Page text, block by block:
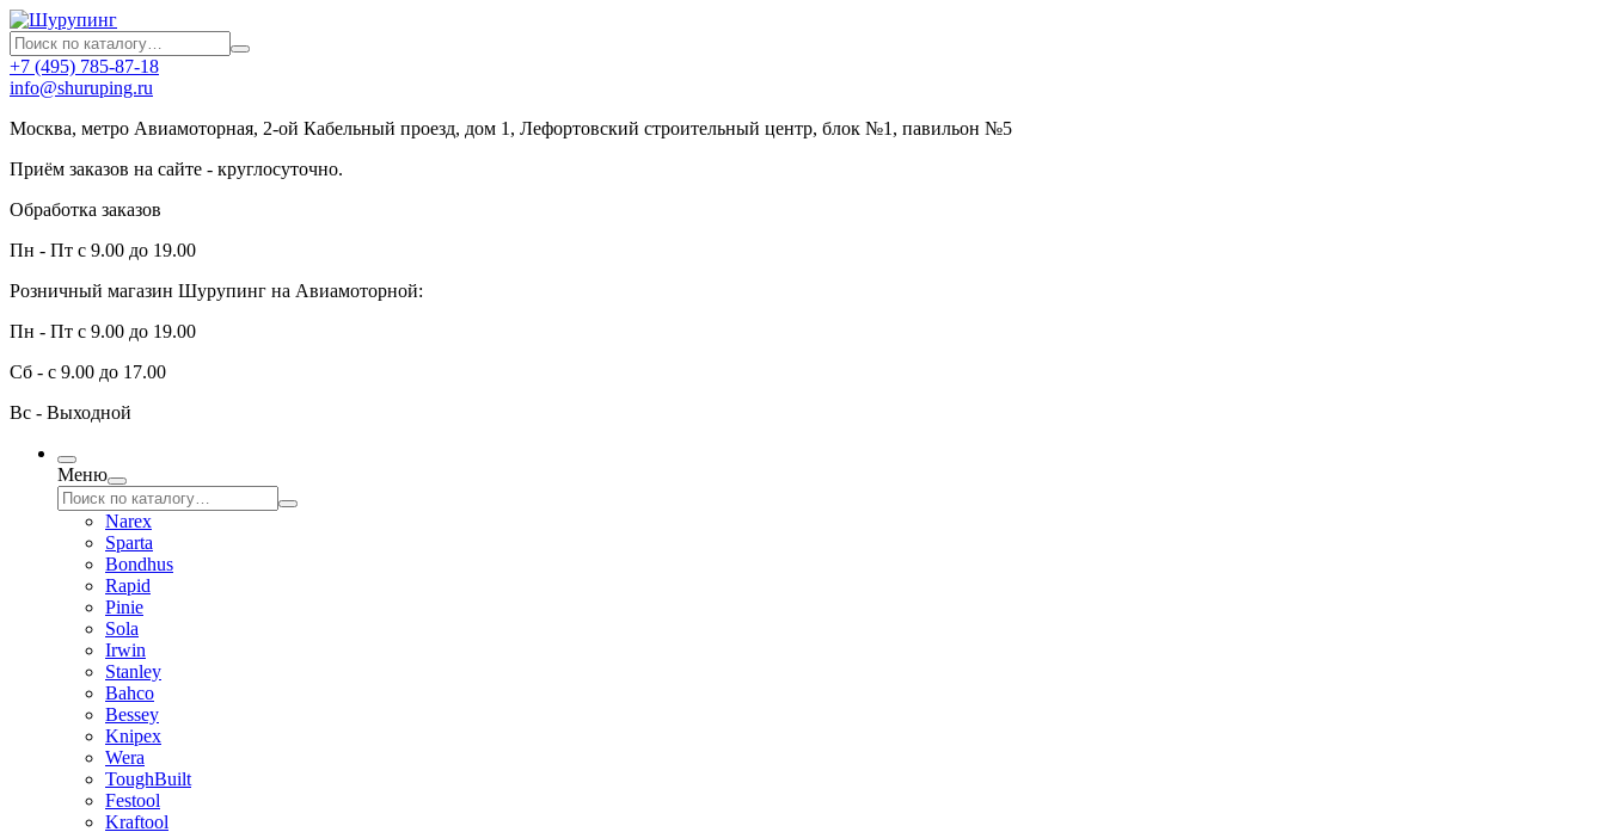
+7 (495) 785-87-18
info@shuruping.ru
Москва, метро Авиамоторная, 2-ой Кабельный проезд, дом 1, Лефортовский строительный центр, блок №1, павильон №5
Приём заказов на сайте - круглосуточно.
Обработка заказов
Пн - Пт с 9.00 до 19.00
Розничный магазин Шурупинг на Авиамоторной:
Пн - Пт с 9.00 до 19.00
Сб - с 9.00 до 17.00
Вс - Выходной
Меню
Narex
Sparta
Bondhus
Rapid
Pinie
Sola
Irwin
Stanley
Bahco
Bessey
Knipex
Wera
ToughBuilt
Festool
Kraftool